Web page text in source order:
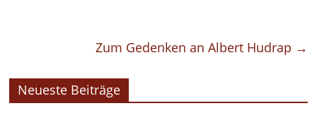
Zum Gedenken an Albert Hudrap →
Neueste Beiträge